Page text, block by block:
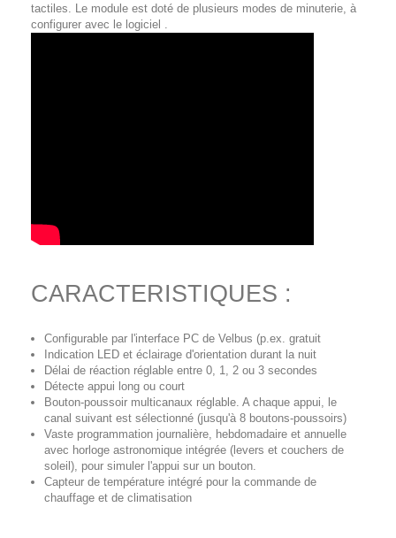
tactiles. Le module est doté de plusieurs modes de minuterie, à
configurer avec le logiciel .
CARACTERISTIQUES :
Configurable par l'interface PC de Velbus (p.ex. gratuit
Indication LED et éclairage d'orientation durant la nuit
Délai de réaction réglable entre 0, 1, 2 ou 3 secondes
Détecte appui long ou court
Bouton-poussoir multicanaux réglable. A chaque appui, le
canal suivant est sélectionné (jusqu'à 8 boutons-poussoirs)
Vaste programmation journalière, hebdomadaire et annuelle
avec horloge astronomique intégrée (levers et couchers de
soleil), pour simuler l'appui sur un bouton.
Capteur de température intégré pour la commande de
chauffage et de climatisation